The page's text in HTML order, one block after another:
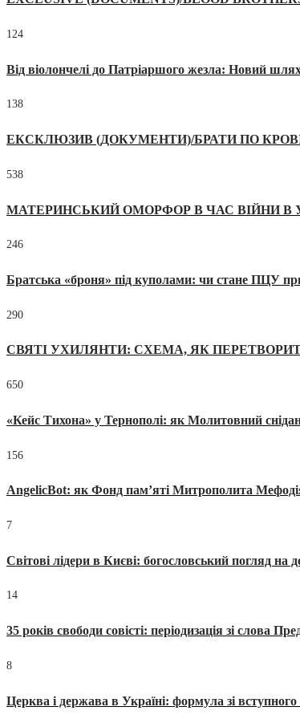
124
Від віолончелі до Патріаршого жезла: Новий
138
ЕКСКЛЮЗИВ (ДОКУМЕНТИ)/БРАТИ ПО
538
МАТЕРИНСЬКИЙ ОМОРФОР В ЧАС ВІЙНИ В
246
Братська «броня» під куполами: чи стане ПЦУ
290
СВЯТІ УХИЛЯНТИ: СХЕМА, ЯК
650
«Кейс Тихона» у Тернополі: як Молитовний
156
AngelicBot: як Фонд пам’яті Митрополита
7
Світові лідери в Києві: богословський погляд на
14
35 років свободи совісті: періодизація зі слова
8
Церква і держава в Україні: формула зі